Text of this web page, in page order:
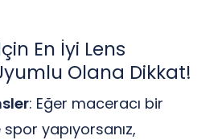
En İyi Lens
Olana Dikkat!
: Eğer maceracı bir
yapıyorsanız,